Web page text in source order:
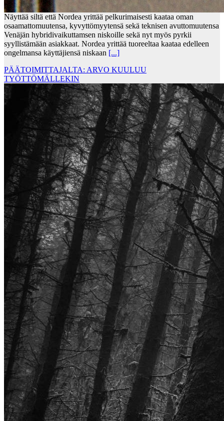
Näyttää siltä että Nordea yrittää pelkurimaisesti kaataa oman
osaamattomuutensa, kyvyttömyytensä sekä teknisen avuttomuutensa
Venäjän hybridivaikuttamsen niskoille sekä nyt myös pyrkii
syyllistämään asiakkaat. Nordea yrittää tuoreeltaa kaataa edelleen
ongelmansa käyttäjiensä niskaan [...]
PÄÄTOIMITTAJALTA: ARVO KUULUU
TYÖTTÖMÄLLEKIN